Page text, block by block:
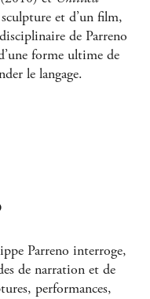
et d’un film,
de Parreno
forme ultime de
le langage.
Parreno interroge,
de narration et de
performances,